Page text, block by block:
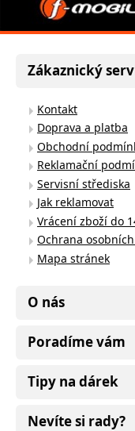
Zákaznický
Kontakt
Doprava a platba
Obchodní
Reklamační
Servisní střediska
Jak reklamovat
Vrácení zboží do
Ochrana
Mapa stránek
O nás
Poradíme vám
Tipy na dárek
Nevíte si rady?